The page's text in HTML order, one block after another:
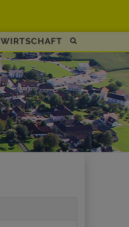
Site
search
toggle
WIRTSCHAFT